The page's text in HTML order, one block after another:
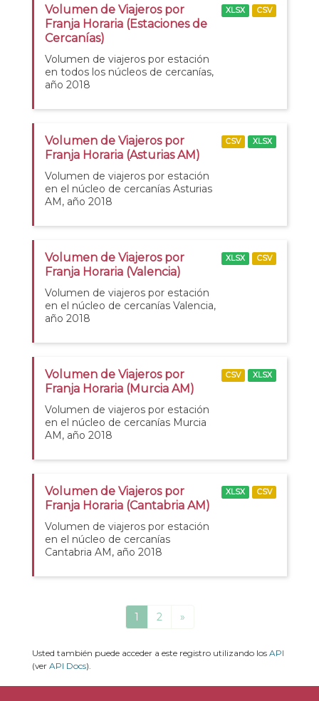
Volumen de Viajeros por
Franja Horaria (Estaciones de
Cercanías)
Volumen de viajeros por estación
en todos los núcleos de cercanías,
año 2018
XLSX CSV
Volumen de Viajeros por
Franja Horaria (Asturias AM)
Volumen de viajeros por estación
en el núcleo de cercanías Asturias
AM, año 2018
CSV XLSX
Volumen de Viajeros por
Franja Horaria (Valencia)
Volumen de viajeros por estación
en el núcleo de cercanías Valencia,
año 2018
XLSX CSV
Volumen de Viajeros por
Franja Horaria (Murcia AM)
Volumen de viajeros por estación
en el núcleo de cercanías Murcia
AM, año 2018
CSV XLSX
Volumen de Viajeros por
Franja Horaria (Cantabria AM)
Volumen de viajeros por estación
en el núcleo de cercanías
Cantabria AM, año 2018
XLSX CSV
1 2 »
Usted también puede acceder a este registro utilizando los API
(ver API Docs).